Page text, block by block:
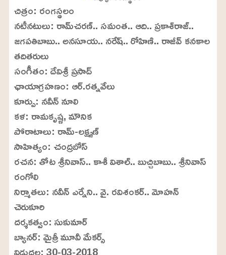
చిత్రం: రంగస్థలం
నటీనటులు: రామ్‌చరణ్‌.. సమంత.. ఆది.. ప్రకాశ్‌రాజ్‌..
జగపతిబాబు.. అనసూయ.. నరేష్‌.. రోహిణి.. రాజీవ్‌ కనకాల
తదితరులు
సంగీతం: దేవిశ్రీ ప్రసాద్‌
ఛాయాగ్రహణం: ఆర్‌.రత్నవేలు
కూర్పు: నవీన్‌ నూలి
కళ: రామకృష్ణ, మౌనిక
పోరాటాలు: రామ్‌-లక్ష్మణ్‌
సాహిత్యం: చంద్రబోస్‌
రచన: తోట శ్రీనివాస్‌.. కాశీ విశాల్‌.. బుచ్చిబాబు.. శ్రీనివాస్‌
రంగోలి
నిర్మాతలు: నవీన్‌ ఎర్నేని.. వై. రవిశంకర్‌.. మోహన్‌
చెరుకూరి
దర్శకత్వం: సుకుమార్‌
బ్యానర్‌: మైత్రీ మూవీ మేకర్స్‌